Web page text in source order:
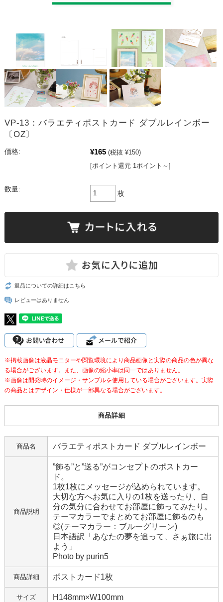
VP-13：バラエティポストカード ダブルレインボー
〔OZ〕
価格: ¥165 (税抜 ¥150)
[ポイント還元 1ポイント～]
数量:
枚
返品についての詳細はこちら
レビューはありません
※掲載画像は液晶モニターや閲覧環境により商品画像と実際の商品の色が異な
る場合がございます。また、画像の縮小率は同一ではありません。
※画像は開発時のイメージ・サンプルを使用している場合がございます。実際
の商品とはデザイン・仕様が一部異なる場合がございます。
商品詳細
商品名 バラエティポストカード ダブルレインボー
商品説明
”飾る”と”送る”がコンセプトのポストカー
ド。
1枚1枚にメッセージが込められています。
大切な方へお気に入りの1枚を送ったり、自
分の気分に合わせてお部屋に飾ってみたり。
テーマカラーでまとめてお部屋に飾るのも
◎(テーマカラー：ブルーグリーン)
日本語訳「あなたの夢を追って、さぁ旅に出
よう」
Photo by purin5
商品詳細 ポストカード1枚
サイズ H148mm×W100mm